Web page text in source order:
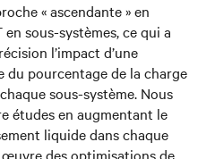
« ascendante » en
sous-systèmes, ce qui a
l’impact d’une
pourcentage de la charge
sous-système. Nous
études en augmentant le
liquide dans chaque
des optimisations de